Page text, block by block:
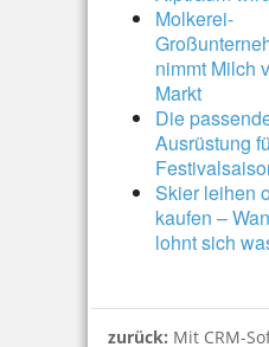
Molkerei-
nimmt Milch
Markt
Die
Ausrüstung
Skier leihen
kaufen –
lohnt sich
zurück: Mit CRM-